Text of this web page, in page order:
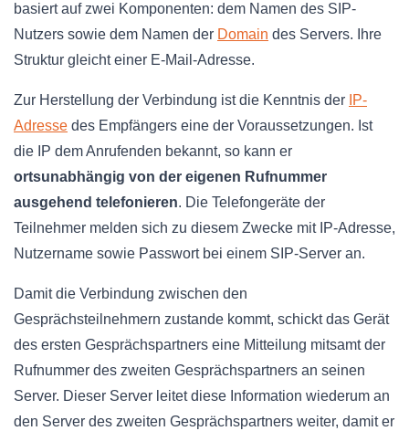
basiert auf zwei Komponenten: dem Namen des SIP-
Nutzers sowie dem Namen der Domain des Servers. Ihre
Struktur gleicht einer E-Mail-Adresse.
Zur Herstellung der Verbindung ist die Kenntnis der IP-
Adresse des Empfängers eine der Voraussetzungen. Ist
die IP dem Anrufenden bekannt, so kann er
ortsunabhängig von der eigenen Rufnummer
ausgehend telefonieren. Die Telefongeräte der
Teilnehmer melden sich zu diesem Zwecke mit IP-Adresse,
Nutzername sowie Passwort bei einem SIP-Server an.
Damit die Verbindung zwischen den
Gesprächsteilnehmern zustande kommt, schickt das Gerät
des ersten Gesprächspartners eine Mitteilung mitsamt der
Rufnummer des zweiten Gesprächspartners an seinen
Server. Dieser Server leitet diese Information wiederum an
den Server des zweiten Gesprächspartners weiter, damit er